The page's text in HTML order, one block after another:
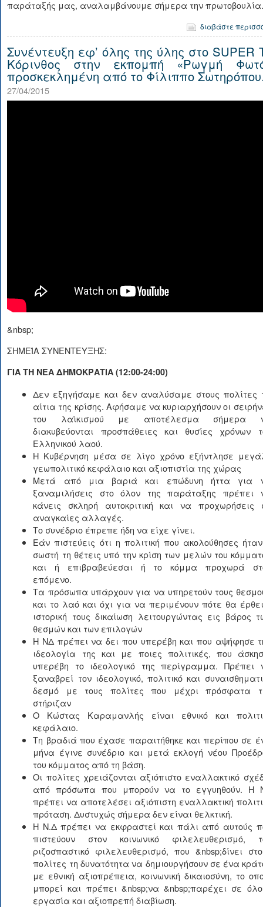
παράταξής μας, αναλαμβάνουμε σήμερα την
διαβάστε
Συνέντευξη εφ’ όλης της ύλης στο SUPER
Κόρινθος στην εκπομπή «Ρωγμή
προσκεκλημένη από το Φίλιππο
27/04/2015
&nbsp;
ΣΗΜΕΊΑ ΣΥΝΕΝΤΕΥΞΗΣ:
ΓΙΑ ΤΗ ΝΕΑ ΔΗΜΟΚΡΑΤΙΑ (12:00-24:00)
Δεν εξηγήσαμε και δεν αναλύσαμε στους πολίτες
αίτια της κρίσης. Αφήσαμε να κυριαρχήσουν οι
του λαϊκισμού με αποτέλεσμα σήμερα
διακυβεύονται προσπάθειες και θυσίες χρόνων
Ελληνικού λαού.
Η Κυβέρνηση μέσα σε λίγο χρόνο εξήντλησε
γεωπολιτικό κεφάλαιο και αξιοπιστία της χώρας
Μετά από μια βαριά και επώδυνη ήττα για
ξαναμιλήσεις στο όλον της παράταξης πρέπει
κάνεις σκληρή αυτοκριτική και να προχωρήσεις
αναγκαίες αλλαγές.
Το συνέδριο έπρεπε ήδη να είχε γίνει.
Εάν πιστεύεις ότι η πολιτική που ακολούθησες
σωστή τη θέτεις υπό την κρίση των μελών του
και ή επιβραβεύεσαι ή το κόμμα προχωρά
επόμενο.
Τα πρόσωπα υπάρχουν για να υπηρετούν τους
και το λαό και όχι για να περιμένουν πότε θα
ιστορική τους δικαίωση λειτουργώντας εις βάρος
θεσμών και των επιλογών
Η ΝΔ πρέπει να δει που υπερέβη και που αψήφησε
ιδεολογία της και με ποιες πολιτικές, που
υπερέβη το ιδεολογικό της περίγραμμα. Πρέπει
ξαναβρεί τον ιδεολογικό, πολιτικό και
δεσμό με τους πολίτες που μέχρι πρόσφατα
στήριζαν
Ο Κώστας Καραμανλής είναι εθνικό και
κεφάλαιο.
Τη βραδιά που έχασε παραιτήθηκε και περίπου σε
μήνα έγινε συνέδριο και μετά εκλογή νέου
του κόμματος από τη βάση.
Οι πολίτες χρειάζονται αξιόπιστο εναλλακτικό
από πρόσωπα που μπορούν να το εγγυηθούν. Η
πρέπει να αποτελέσει αξιόπιστη εναλλακτική
πρόταση. Δυστυχώς σήμερα δεν είναι θελκτική.
Η Ν.Δ πρέπει να εκφραστεί και πάλι από αυτούς
πιστεύουν στον κοινωνικό φιλελευθερισμό,
ριζοσπαστικό φιλελευθερισμό, που &nbsp;δίνει
πολίτες τη δυνατότητα να δημιουργήσουν σε ένα
με εθνική αξιοπρέπεια, κοινωνική δικαιοσύνη, το
μπορεί και πρέπει &nbsp;να &nbsp;παρέχει σε
εργασία και αξιοπρεπή διαβίωση.